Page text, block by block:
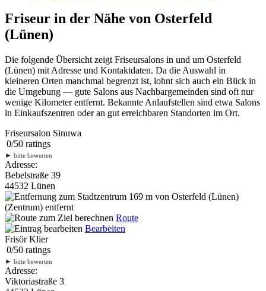
Friseur in der Nähe von Osterfeld
(Lünen)
Die folgende Übersicht zeigt Friseursalons in und um Osterfeld
(Lünen) mit Adresse und Kontaktdaten. Da die Auswahl in
kleineren Orten manchmal begrenzt ist, lohnt sich auch ein Blick in
die Umgebung — gute Salons aus Nachbargemeinden sind oft nur
wenige Kilometer entfernt. Bekannte Anlaufstellen sind etwa Salons
in Einkaufszentren oder an gut erreichbaren Standorten im Ort.
Friseursalon Sinuwa
0/50 ratings
► bitte bewerten
Adresse:
Bebelstraße 39
44532 Lünen
169 m von Osterfeld (Lünen)
(Zentrum) entfernt
Route
Bearbeiten
Frisör Klier
0/50 ratings
► bitte bewerten
Adresse:
Viktoriastraße 3